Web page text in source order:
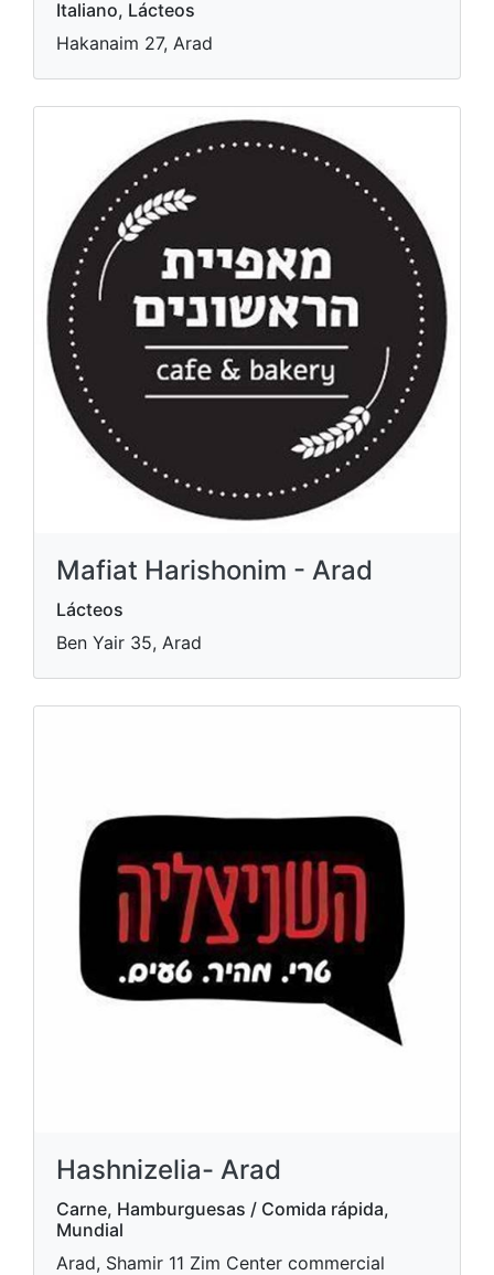
Italiano, Lácteos
Hakanaim 27, Arad
Mafiat Harishonim - Arad
Lácteos
Ben Yair 35, Arad
Hashnizelia- Arad
Carne, Hamburguesas / Comida rápida,
Mundial
Arad, Shamir 11 Zim Center commercial